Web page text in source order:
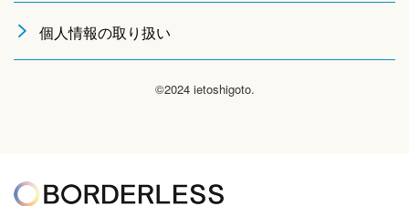
個人情報の取り扱い
©2024 ietoshigoto.